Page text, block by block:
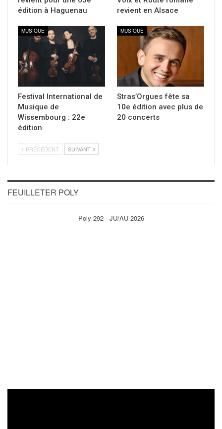
édition à Haguenau
revient en Alsace
MUSIQUE
Festival International de
Musique de
Wissembourg : 22e
édition
MUSIQUE
Stras’Orgues fête sa
10e édition avec plus de
20 concerts
PRÉCÉDENT SUIVANT
FEUILLETER POLY
Poly 292 - JU/AU 2026